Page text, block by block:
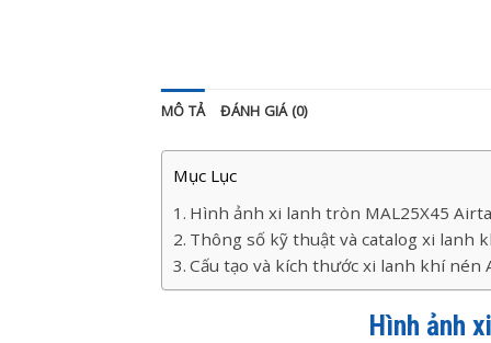
MÔ TẢ ĐÁNH GIÁ (0)
Mục Lục
Hình ảnh xi lanh tròn MAL25X45
Thông số kỹ thuật và catalog xi lanh
Cấu tạo và kích thước xi lanh khí nén
Hình ảnh x